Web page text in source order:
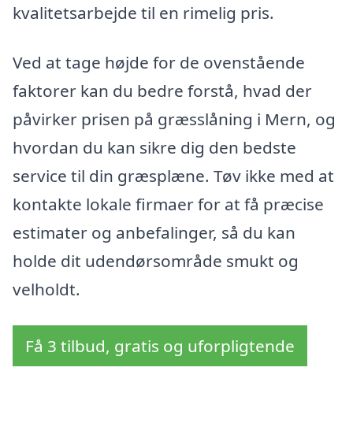
kvalitetsarbejde til en rimelig pris.
Ved at tage højde for de ovenstående
faktorer kan du bedre forstå, hvad der
påvirker prisen på græsslåning i Mern, og
hvordan du kan sikre dig den bedste
service til din græsplæne. Tøv ikke med at
kontakte lokale firmaer for at få præcise
estimater og anbefalinger, så du kan
holde dit udendørsområde smukt og
velholdt.
Få 3 tilbud, gratis og uforpligtende